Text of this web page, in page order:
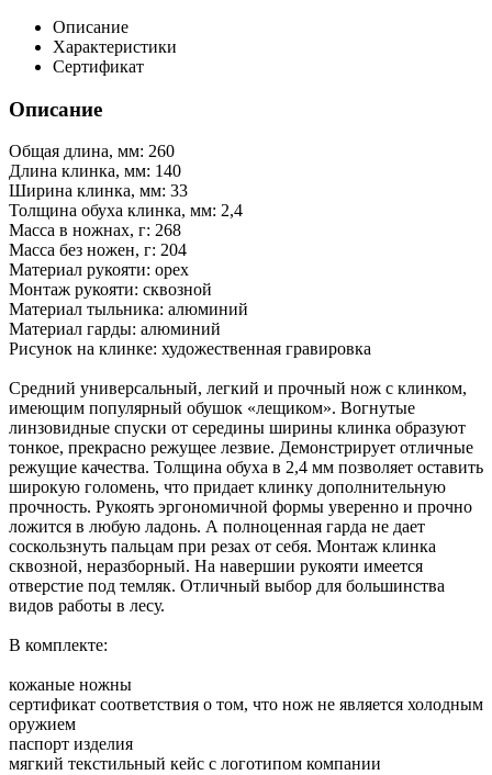
Описание
Характеристики
Сертификат
Описание
Общая длина, мм: 260
Длина клинка, мм: 140
Ширина клинка, мм: 33
Толщина обуха клинка, мм: 2,4
Масса в ножнах, г: 268
Масса без ножен, г: 204
Материал рукояти: орех
Монтаж рукояти: сквозной
Материал тыльника: алюминий
Материал гарды: алюминий
Рисунок на клинке: художественная гравировка
Средний универсальный, легкий и прочный нож с клинком,
имеющим популярный обушок «лещиком». Вогнутые
линзовидные спуски от середины ширины клинка образуют
тонкое, прекрасно режущее лезвие. Демонстрирует отличные
режущие качества. Толщина обуха в 2,4 мм позволяет оставить
широкую голомень, что придает клинку дополнительную
прочность. Рукоять эргономичной формы уверенно и прочно
ложится в любую ладонь. А полноценная гарда не дает
соскользнуть пальцам при резах от себя. Монтаж клинка
сквозной, неразборный. На навершии рукояти имеется
отверстие под темляк. Отличный выбор для большинства
видов работы в лесу.
В комплекте:
кожаные ножны
сертификат соответствия о том, что нож не является холодным
оружием
паспорт изделия
мягкий текстильный кейс с логотипом компании